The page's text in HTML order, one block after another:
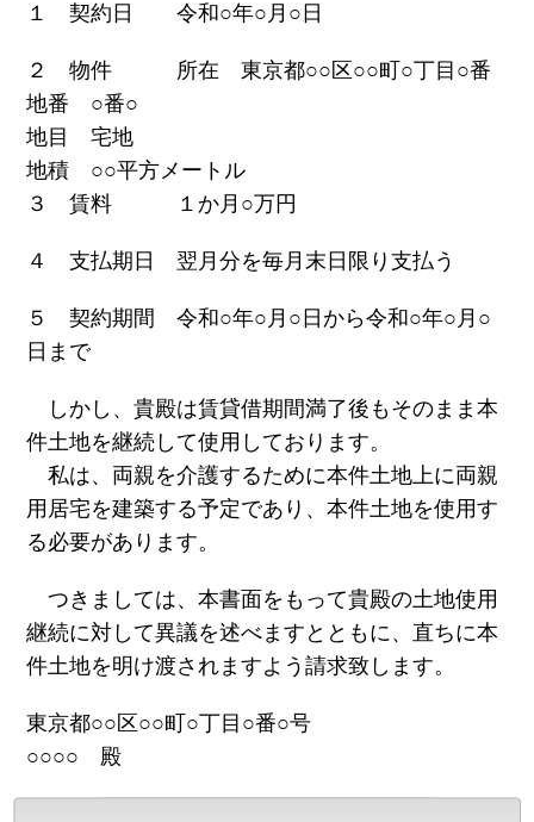
１ 契約日 令和○年○月○日
２ 物件 所在 東京都○○区○○町○丁目○番
地番 ○番○
地目 宅地
地積 ○○平方メートル
３ 賃料 １か月○万円
４ 支払期日 翌月分を毎月末日限り支払う
５ 契約期間 令和○年○月○日から令和○年○月○
日まで
しかし、貴殿は賃貸借期間満了後もそのまま本
件土地を継続して使用しております。
私は、両親を介護するために本件土地上に両親
用居宅を建築する予定であり、本件土地を使用す
る必要があります。
つきましては、本書面をもって貴殿の土地使用
継続に対して異議を述べますとともに、直ちに本
件土地を明け渡されますよう請求致します。
東京都○○区○○町○丁目○番○号
○○○○ 殿